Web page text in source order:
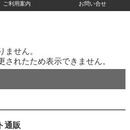
ご利用案内 お問い合せ
ません。
れたため表示できません。
通販